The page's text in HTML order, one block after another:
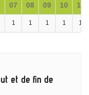
07 08 09 10 11
1 1 1 1 1
et de fin de